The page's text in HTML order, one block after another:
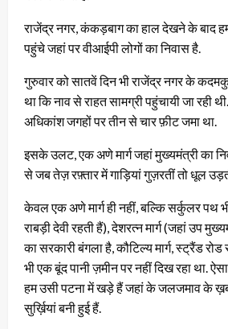
राजेंद्र नगर, कंकड़बाग का हाल देखने के बाद
पहुंचे जहां पर वीआईपी लोगों का निवास है.
गुरुवार को सातवें दिन भी राजेंद्र नगर के
था कि नाव से राहत सामग्री पहुंचायी जा रही
अधिकांश जगहों पर तीन से चार फ़ीट जमा था.
इसके उलट, एक अणे मार्ग जहां मुख्यमंत्री का
से जब तेज़ रफ़्तार में गाड़ियां गुज़रतीं तो धूल
केवल एक अणे मार्ग ही नहीं, बल्कि सर्कुलर पथ
राबड़ी देवी रहती हैं), देशरत्न मार्ग (जहां उप
का सरकारी बंगला है, कौटिल्य मार्ग, स्ट्रैंड
भी एक बूंद पानी ज़मीन पर नहीं दिख रहा था.
हम उसी पटना में खड़े हैं जहां के जलजमाव के ख़बरें
सुर्ख़ियां बनी हुई हैं.